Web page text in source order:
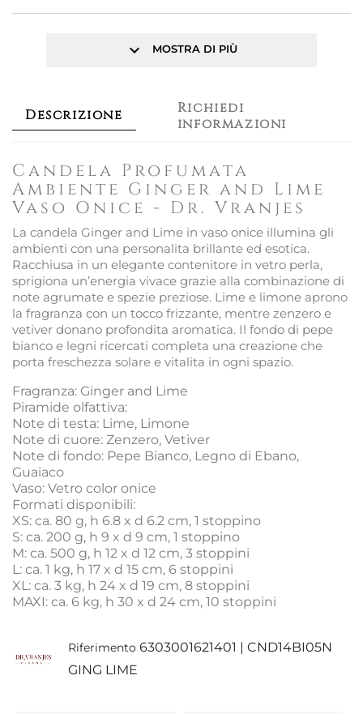
keyboard_arrow_down MOSTRA DI PIÙ
Descrizione
Richiedi
informazioni
Candela Profumata
Ambiente Ginger and Lime
Vaso Onice - Dr. Vranjes
La candela Ginger and Lime in vaso onice illumina gli
ambienti con una personalita brillante ed esotica.
Racchiusa in un elegante contenitore in vetro perla,
sprigiona un’energia vivace grazie alla combinazione di
note agrumate e spezie preziose. Lime e limone aprono
la fragranza con un tocco frizzante, mentre zenzero e
vetiver donano profondita aromatica. Il fondo di pepe
bianco e legni ricercati completa una creazione che
porta freschezza solare e vitalita in ogni spazio.
Fragranza: Ginger and Lime
Piramide olfattiva:
Note di testa: Lime, Limone
Note di cuore: Zenzero, Vetiver
Note di fondo: Pepe Bianco, Legno di Ebano,
Guaiaco
Vaso: Vetro color onice
Formati disponibili:
XS: ca. 80 g, h 6.8 x d 6.2 cm, 1 stoppino
S: ca. 200 g, h 9 x d 9 cm, 1 stoppino
M: ca. 500 g, h 12 x d 12 cm, 3 stoppini
L: ca. 1 kg, h 17 x d 15 cm, 6 stoppini
XL: ca. 3 kg, h 24 x d 19 cm, 8 stoppini
MAXI: ca. 6 kg, h 30 x d 24 cm, 10 stoppini
Riferimento 6303001621401 | CND14BI05N
GING LIME